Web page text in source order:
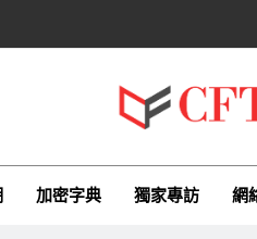
比特幣收
比特幣
索有關AI（ChatGPT）、區
加密字典 獨家專訪 網